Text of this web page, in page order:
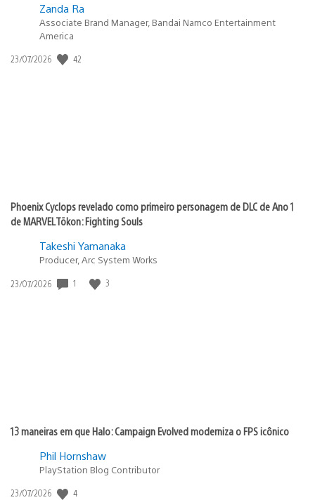
Zanda Ra
Associate Brand Manager, Bandai Namco Entertainment
America
Data
23/07/2026 42
Phoenix Cyclops revelado como primeiro personagem de DLC de Ano 1
de MARVEL Tōkon: Fighting Souls
Takeshi Yamanaka
Producer, Arc System Works
Data
23/07/2026 1 3
13 maneiras em que Halo: Campaign Evolved moderniza o FPS icônico
Phil Hornshaw
PlayStation Blog Contributor
Data
23/07/2026 4